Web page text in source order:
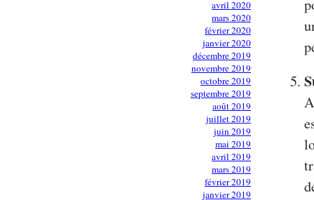
avril 2020
mars 2020
février 2020
janvier 2020
décembre 2019
novembre 2019
octobre 2019
septembre 2019
août 2019
juillet 2019
juin 2019
mai 2019
avril 2019
mars 2019
février 2019
janvier 2019